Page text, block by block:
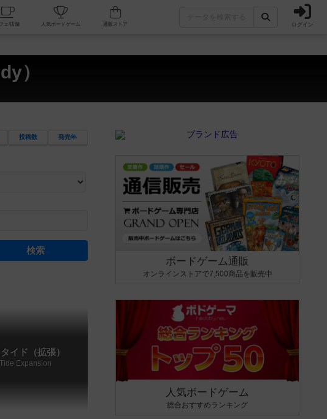
板一覧 カフェ/店舗 人気ボードゲーム ログイン
）
投稿数 発売年
ることができます。マニュアルを読む時間や参加者へのルール説明時間は含まれていないため、初めて
テムを理解できるよう、中世ファンタジー・クッキング・海賊同士の対決など、ゲームコンセプトを絞
ステムです。主にボードゲームに慣れている方向けの絞込機能です。例えば「ダイスロール」はランダ
イド（拡張）
Expansion
ボードゲーム通販
オンラインストアで7,500商品を販売中
人気ボードゲーム
総合おすすめランキング